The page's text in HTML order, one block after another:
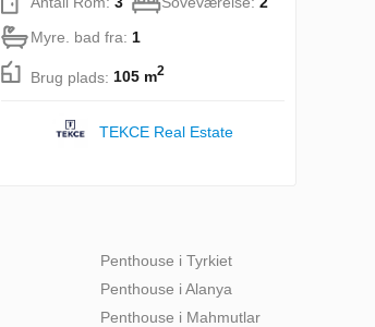
Myre. bad fra: 1
Brug plads: 105 m2
TEKCE Real Estate
Penthouse i Tyrkiet
Penthouse i Alanya
Penthouse i Mahmutlar